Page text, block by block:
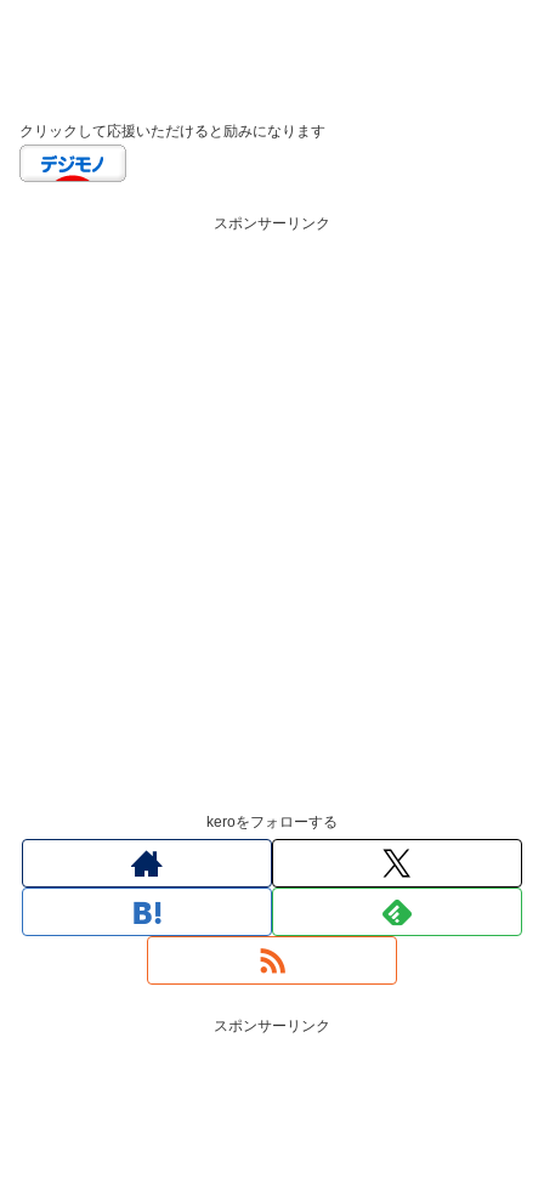
クリックして応援いただけると励みになります
スポンサーリンク
keroをフォローする
スポンサーリンク